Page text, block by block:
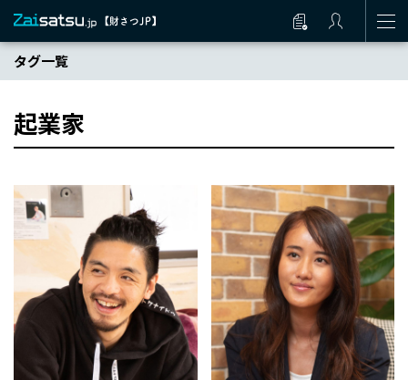
タグ一覧
起業家